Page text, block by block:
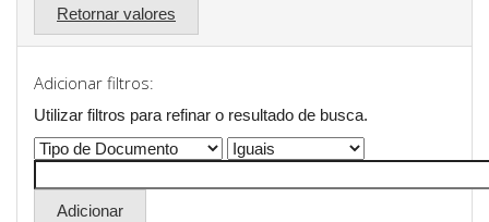
Retornar valores
Adicionar filtros:
Utilizar filtros para refinar o resultado de busca.